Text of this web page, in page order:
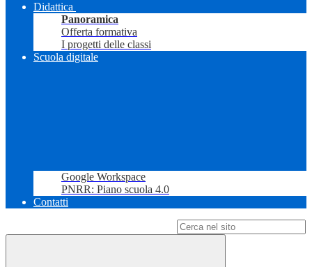
Didattica
Panoramica
Offerta formativa
I progetti delle classi
Scuola digitale
Google Workspace
PNRR: Piano scuola 4.0
Contatti